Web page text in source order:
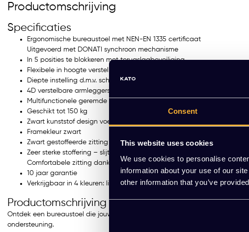
Consent
This website uses cookies
We use cookies to personalise
information about your use of our
other information that you’ve
Productomschrijving
Specificaties
Ergonomische bureaustoel met NEN-EN 1335 certificaat
Uitgevoerd met DONATI synchroon mechanisme
In 5 posities te blokkeren met terugslagbeveiliging
Flexibele in hoogte verstelbare lendensteun
Diepte instelling d.m.v. schuifzitting
4D verstelbare armleggers
Multifunctionele geremde wielen 60 mm
Geschikt tot 150 kg
Zwart kunststof design voetkruis
Framekleur zwart
Zwart gestoffeerde zitting & zwart net bespannen rug
Zeer sterke stoffering – slijtvastheid > 100.000 Martindale –
Comfortabele zitting dankzij vulling van hoogwaardig schuim
10 jaar garantie
Verkrijgbaar in 4 kleuren: licht grijs, grafiet, blauw en zwart
Productomschrijving
Ontdek een bureaustoel die jouw werkdag echt ondersteunt. De
ondersteuning.